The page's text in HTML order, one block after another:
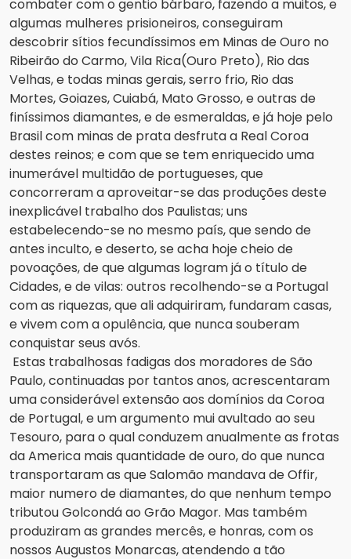
combater com o gentio bárbaro, fazendo a muitos, e
algumas mulheres prisioneiros, conseguiram
descobrir sítios fecundíssimos em Minas de Ouro no
Ribeirão do Carmo, Vila Rica(Ouro Preto), Rio das
Velhas, e todas minas gerais, serro frio, Rio das
Mortes, Goiazes, Cuiabá, Mato Grosso, e outras de
finíssimos diamantes, e de esmeraldas, e já hoje pelo
Brasil com minas de prata desfruta a Real Coroa
destes reinos; e com que se tem enriquecido uma
inumerável multidão de portugueses, que
concorreram a aproveitar-se das produções deste
inexplicável trabalho dos Paulistas; uns
estabelecendo-se no mesmo país, que sendo de
antes inculto, e deserto, se acha hoje cheio de
povoações, de que algumas logram já o título de
Cidades, e de vilas: outros recolhendo-se a Portugal
com as riquezas, que ali adquiriram, fundaram casas,
e vivem com a opulência, que nunca souberam
conquistar seus avós.
Estas trabalhosas fadigas dos moradores de São
Paulo, continuadas por tantos anos, acrescentaram
uma considerável extensão aos domínios da Coroa
de Portugal, e um argumento mui avultado ao seu
Tesouro, para o qual conduzem anualmente as frotas
da America mais quantidade de ouro, do que nunca
transportaram as que Salomão mandava de Offir,
maior numero de diamantes, do que nenhum tempo
tributou Golcondá ao Grão Magor. Mas também
produziram as grandes mercês, e honras, com os